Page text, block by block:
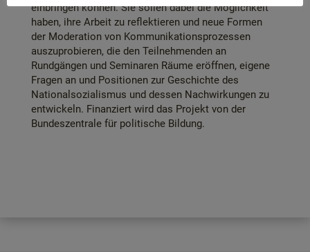
einbringen können. Sie sollen dabei die Möglichkeit
haben, ihre Arbeit zu reflektieren und neue Formen
der Moderation von Kommunikationsprozessen
auszuprobieren, die den Teilnehmenden an
Rundgängen und Seminaren Räume eröffnen, eigene
Fragen an und Positionen zur Geschichte des
Nationalsozialismus und dessen Nachwirkungen zu
entwickeln. Finanziert wird das Projekt von der
Bundeszentrale für politische Bildung.